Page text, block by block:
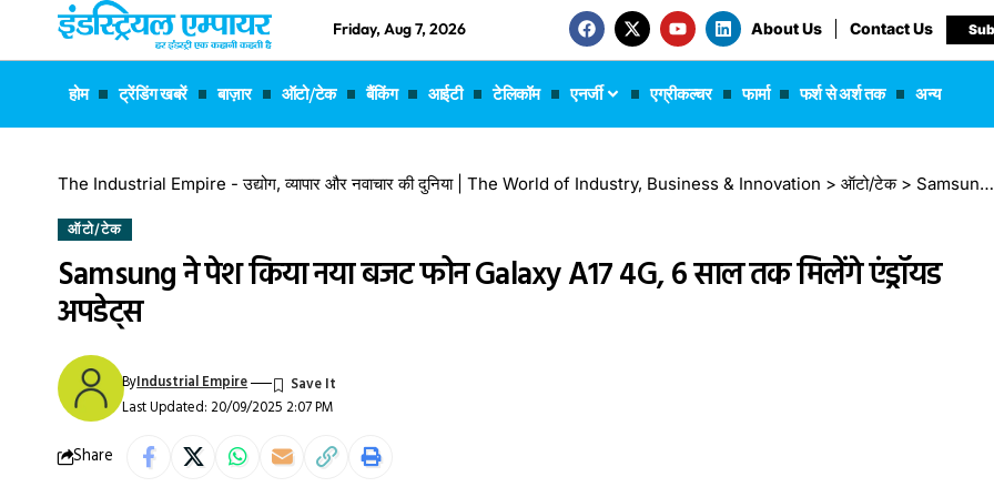
Friday, Aug 7, 2026 About Us Contact Us
होम ट्रेंडिंग खबरें बाज़ार ऑटो/टेक बैंकिंग आईटी टेलिकॉम एनर्जी एग्रीकल्चर फार्मा फर्श से अर्श तक अन्य
The Industrial Empire - उद्योग, व्यापार और नवाचार की दुनिया | The World of Industry, Business & Innovation > ऑटो/टेक> Samsung ने पेश किया नया बजट फोन Galaxy A17 4G, 6 साल तक मिलेंगे एंड्रॉयड अपडेट्स
ऑटो/टेक
Samsung ने पेश किया नया बजट फोन Galaxy A17 4G, 6 साल तक मिलेंगे एंड्रॉयड
अपडेट्स
Last Updated: 20/09/2025 2:07 PM
ByIndustrial Empire
Share